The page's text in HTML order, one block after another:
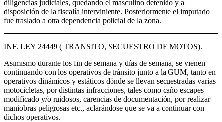
diligencias judiciales, quedando el masculino detenido y a
disposición de la fiscalía interviniente. Posteriormente el imputado
fue traslado a otra dependencia policial de la zona.
INF. LEY 24449 ( TRANSITO, SECUESTRO DE MOTOS).
Asimismo durante los fin de semana y días de semana, se vienen
continuando con los operativos de tránsito junto a la GUM, tanto en
operativos dinámicos y estáticos dónde se llevan secuestradas varias
motocicletas, por distintas infracciones, tales como caño escapes
modificado y/o ruidosos, carencias de documentación, por realizar
maniobras peligrosas etc., aclarándose que se va a continuar con
dichos operativos.